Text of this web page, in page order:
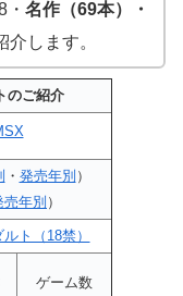
名作（69本）・
介します。
のご紹介
・ 発売年別 ）
売年別 ）
ルト（18禁）
ゲーム数